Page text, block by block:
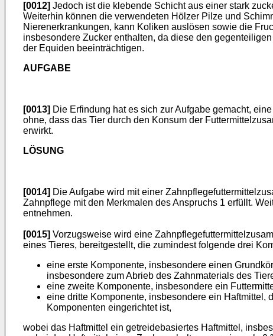
[0012] Jedoch ist die klebende Schicht aus einer stark
Weiterhin können die verwendeten Hölzer Pilze und
Nierenerkrankungen, kann Koliken auslösen sowie die
insbesondere Zucker enthalten, da diese den
der Equiden beeinträchtigen.
AUFGABE
[0013] Die Erfindung hat es sich zur Aufgabe gemacht,
ohne, dass das Tier durch den Konsum der
erwirkt.
LÖSUNG
[0014] Die Aufgabe wird mit einer
Zahnpflege mit den Merkmalen des Anspruchs 1 erfüllt.
entnehmen.
[0015] Vorzugsweise wird eine
eines Tieres, bereitgestellt, die zumindest folgende drei
eine erste Komponente, insbesondere einen
insbesondere zum Abrieb des Zahnmaterials des
eine zweite Komponente, insbesondere ein
eine dritte Komponente, insbesondere ein Haftmittel,
Komponenten eingerichtet ist,
wobei das Haftmittel ein getreidebasiertes Haftmittel,